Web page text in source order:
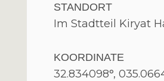
STANDORT
Im Stadtteil Kiryat
KOORDINATE
32.834098°,